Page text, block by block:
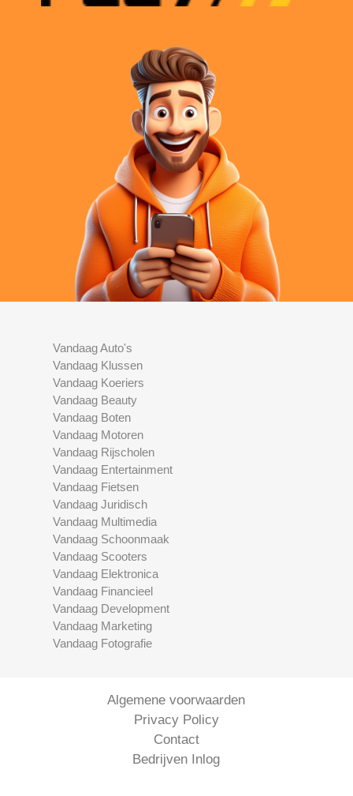
Vandaag Auto's
Vandaag Klussen
Vandaag Koeriers
Vandaag Beauty
Vandaag Boten
Vandaag Motoren
Vandaag Rijscholen
Vandaag Entertainment
Vandaag Fietsen
Vandaag Juridisch
Vandaag Multimedia
Vandaag Schoonmaak
Vandaag Scooters
Vandaag Elektronica
Vandaag Financieel
Vandaag Development
Vandaag Marketing
Vandaag Fotografie
Algemene voorwaarden
Privacy Policy
Contact
Bedrijven Inlog